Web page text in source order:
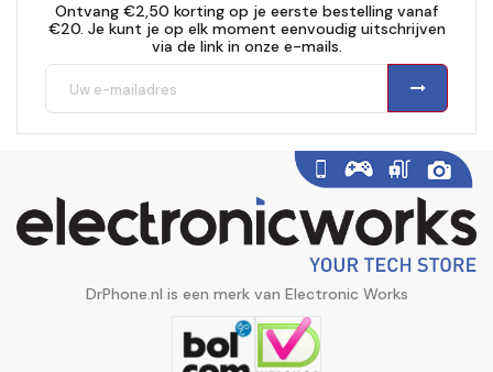
Ontvang €2,50 korting op je eerste bestelling vanaf
€20. Je kunt je op elk moment eenvoudig uitschrijven
via de link in onze e-mails.
DrPhone.nl is een merk van Electronic Works